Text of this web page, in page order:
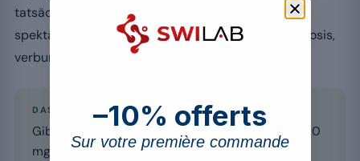
tatsächliche Zufuhr Auskunft. Hüten Sie sich vor
spektakulären Angaben: Es zählt die elementare Dosis,
verbunden mit der Aufnahmequalität der Form.
DAS WICHTIGSTE
Gibt das Etikett nur das Salzgewicht an (z. B. «500
mg Magnesiumoxid»), ohne den elementaren
–10% offerts
Sur votre première commande